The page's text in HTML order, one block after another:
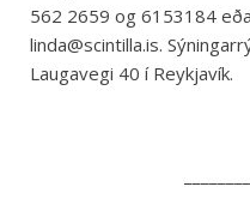
562 2659 og 6153184
linda@scintilla.is.
Laugavegi 40 í Reykjavík.